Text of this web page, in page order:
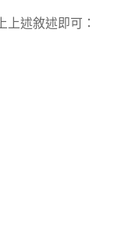
上述敘述即可：